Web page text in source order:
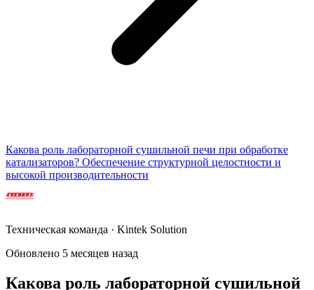
Какова роль лабораторной сушильной печи при обработке
катализаторов? Обеспечение структурной целостности и
высокой производительности
Техническая команда · Kintek Solution
Обновлено 5 месяцев назад
Какова роль лабораторной сушильной